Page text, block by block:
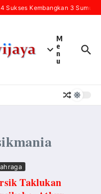
Sukses Kembangkan 3 Sumur
M
e
n
u
Taklukan